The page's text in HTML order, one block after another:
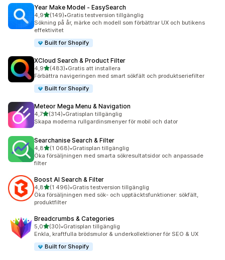
Year Make Model ‑ EasySearch
4,9av 5 stjärnor
(149)
149 recensioner totalt
•Gratis testversion tillgänglig
Sökning på år, märke och modell som förbättrar UX och butikens
effektivitet
Built for Shopify
XCloud Search & Product Filter
4,9av 5 stjärnor
(483)
483 recensioner totalt
•Gratis att installera
Förbättra navigeringen med smart sökfält och produktseriefilter
Built for Shopify
Meteor Mega Menu & Navigation
4,7av 5 stjärnor
(314)
314 recensioner totalt
•Gratisplan tillgänglig
Skapa moderna rullgardinsmenyer för mobil och dator
Searchanise Search & Filter
4,8av 5 stjärnor
(1 068)
1068 recensioner totalt
•Gratisplan tillgänglig
Öka försäljningen med smarta sökresultatsidor och anpassade
filter
Boost AI Search & Filter
4,8av 5 stjärnor
(1 496)
1496 recensioner totalt
•Gratis testversion tillgänglig
Öka försäljningen med sök- och upptäcktsfunktioner: sökfält,
produktfilter
Breadcrumbs & Categories
5,0av 5 stjärnor
(30)
30 recensioner totalt
•Gratisplan tillgänglig
Enkla, kraftfulla brödsmulor & underkollektioner för SEO & UX
Built for Shopify